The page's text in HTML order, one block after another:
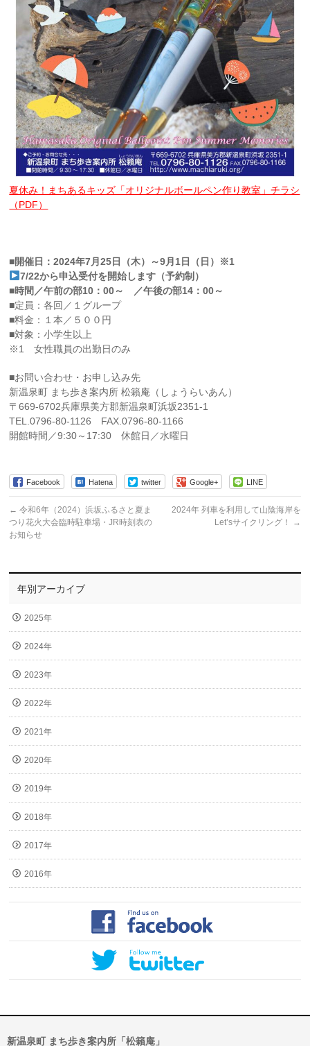
夏休み！まちあるキッズ「オリジナルボールペン作り教室」チラシ
（PDF）
■開催日：2024年7月25日（木）～9月1日（日）※1
7/22から申込受付を開始します（予約制）
■時間／午前の部10：00～ ／午後の部14：00～
■定員：各回／１グループ
■料金：１本／５００円
■対象：小学生以上
※1 女性職員の出勤日のみ
■お問い合わせ・お申し込み先
新温泉町 まち歩き案内所 松籟庵（しょうらいあん）
〒669-6702兵庫県美方郡新温泉町浜坂2351-1
TEL.0796-80-1126 FAX.0796-80-1166
開館時間／9:30～17:30 休館日／水曜日
Facebook Hatena twitter Google+ LINE
← 令和6年（2024）浜坂ふるさと夏ま
つり花火大会臨時駐車場・JR時刻表の
お知らせ
2024年 列車を利用して山陰海岸を
Let’sサイクリング！
→
年別アーカイブ
2025年
2024年
2023年
2022年
2021年
2020年
2019年
2018年
2017年
2016年
新温泉町 まち歩き案内所「松籟庵」